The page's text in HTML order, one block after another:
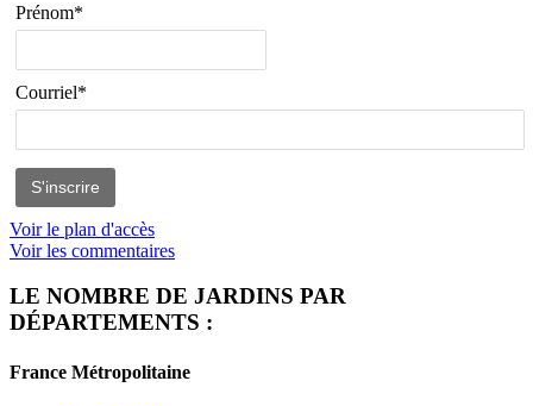
Prénom*
Courriel*
Voir le plan d'accès
Voir les commentaires
LE NOMBRE DE JARDINS PAR
DÉPARTEMENTS :
France Métropolitaine